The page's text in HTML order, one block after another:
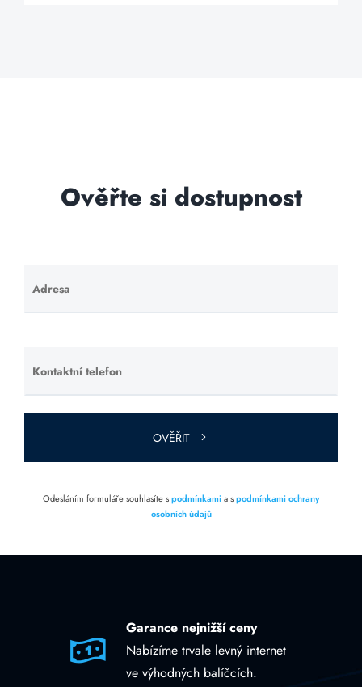
Ověřte si dostupnost
Adresa
Ponechte
toto pole
Kontaktní telefon
Ponechte
toto pole
prázdné.
OVĚŘIT
Odesláním formuláře souhlasíte spodmínkamia spodmínkami ochrany
osobních údajů
Garance nejnižší ceny
Nabízíme trvale levný internet
ve výhodných balíčcích.